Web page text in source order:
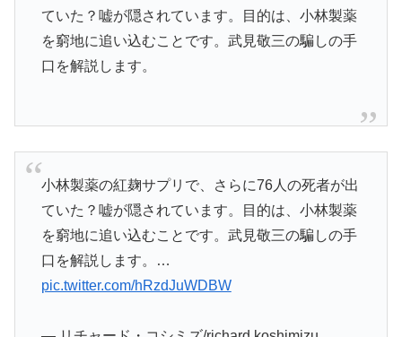
ていた？嘘が隠されています。目的は、小林製薬
を窮地に追い込むことです。武見敬三の騙しの手
口を解説します。
小林製薬の紅麹サプリで、さらに76人の死者が出
ていた？嘘が隠されています。目的は、小林製薬
を窮地に追い込むことです。武見敬三の騙しの手
口を解説します。…
pic.twitter.com/hRzdJuWDBW